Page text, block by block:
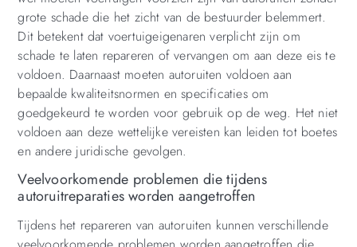
grote schade die het zicht van de bestuurder belemmert.
Dit betekent dat voertuigeigenaren verplicht zijn om
schade te laten repareren of vervangen om aan deze eis te
voldoen. Daarnaast moeten autoruiten voldoen aan
bepaalde kwaliteitsnormen en specificaties om
goedgekeurd te worden voor gebruik op de weg. Het niet
voldoen aan deze wettelijke vereisten kan leiden tot boetes
en andere juridische gevolgen.
Veelvoorkomende problemen die tijdens
autoruitreparaties worden aangetroffen
Tijdens het repareren van autoruiten kunnen verschillende